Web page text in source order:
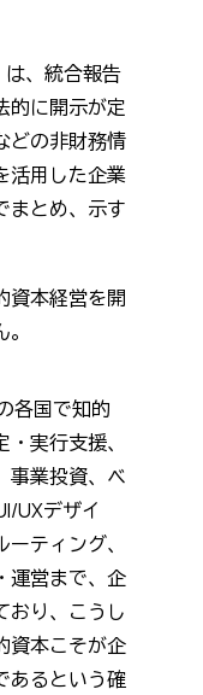
は、統合報告
的に開示が定
どの非財務情
活用した企業
まとめ、示す
資本経営を開
各国で知的
実行支援、
事業投資、ベ
UXデザイ
ティング、
運営まで、企
おり、こうし
資本こそが企
あるという確